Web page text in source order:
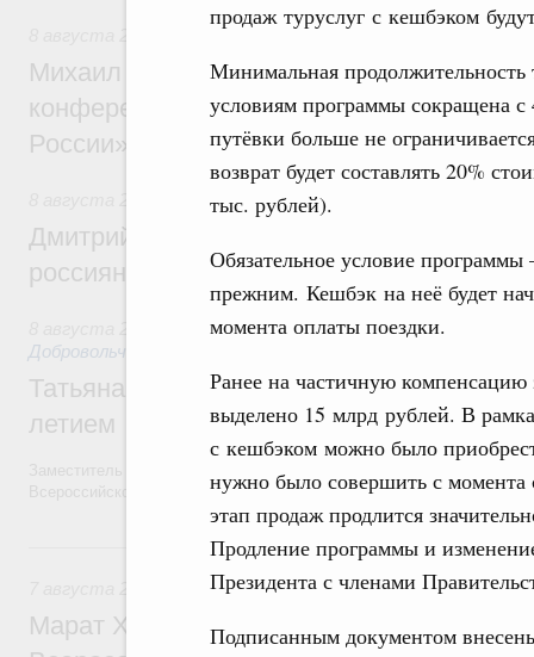
продаж туруслуг с кешбэком
Минимальная
условиям программы сокращена
путёвки больше не
возврат будет составлять 20%
тыс. рублей).
Обязательное условие
прежним. Кешбэк на неё будет
момента оплаты поездки.
Ранее на частичную
выделено 15 млрд рублей. В
с кешбэком можно было
нужно было совершить с момента
этап продаж продлится
Продление программы и
Президента с членами
Подписанным документом
Отрасль информационных технологий
Михаил Мишустин дал поручения по
конференции «Цифровая индустрия
России»
Спорт высших достижений и массовый
Дмитрий Чернышенко и Михаил
россиян с Днём физкультурника
Социальные инновации. Некоммерческие
Добровольчество и волонтёрство. Благотворительность
Татьяна Голикова поздравила
летием
Заместитель Председателя Правительства Татьяна Голикова
Всероссийского общественного движения «Волонтёры-медики» с
7 августа, пятница
Экономика городов. Городская среда
Марат Хуснуллин провёл заседание